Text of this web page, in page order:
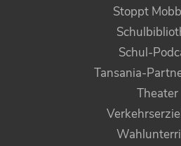
Stoppt
Schul-
Tansania-
Theater